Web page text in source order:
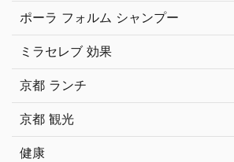
ポーラ フォルム シャンプー
ミラセレブ 効果
京都 ランチ
京都 観光
健康